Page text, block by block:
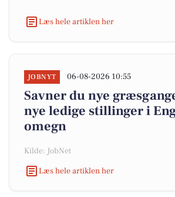
Læs hele artiklen her
JOBNYT 06-08-2026 10:55
Savner du nye
nye ledige stillinger i
omegn
Kilde: JobNet
Læs hele artiklen her